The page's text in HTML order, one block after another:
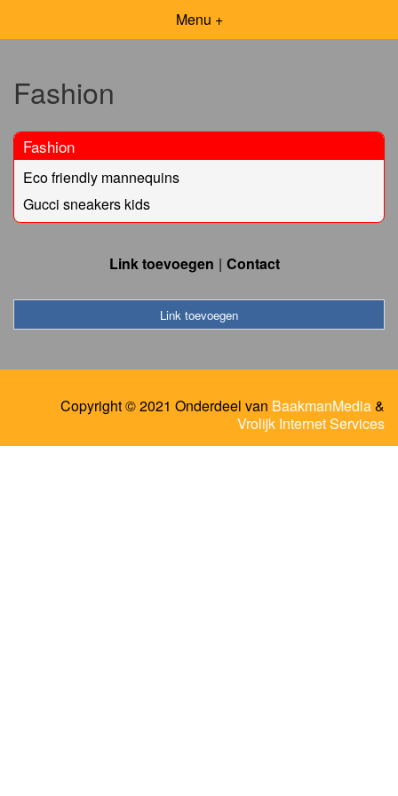
Menu +
Fashion
Fashion
Eco friendly mannequins
Gucci sneakers kids
Link toevoegen Contact
Link toevoegen
Copyright © 2021 Onderdeel van BaakmanMedia&
Vrolijk Internet Services